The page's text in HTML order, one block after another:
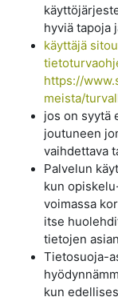
hyviä tapoja
käyttäjä
https://
meista/
jos on syytä
joutuneen
vaihdettava
Palvelun
kun
voimassa
itse
tietojen
Tietosuoja-
kun